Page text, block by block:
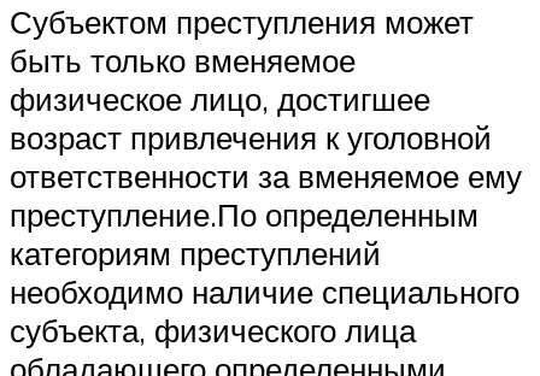
Субъектом преступления может
быть только вменяемое
физическое лицо, достигшее
возраст привлечения к уголовной
ответственности за вменяемое ему
преступление.По определенным
категориям преступлений
необходимо наличие специального
субъекта, физического лица